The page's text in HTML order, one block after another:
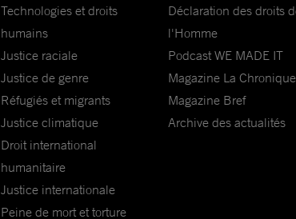
Technologies et droits
humains
Justice raciale
Justice de genre
Réfugiés et migrants
Justice climatique
Droit international
humanitaire
Justice internationale
Peine de mort et torture
Déclaration des droits
l'Homme
Podcast WE MADE IT
Magazine La Chronique
Magazine Bref
Archive des actualités